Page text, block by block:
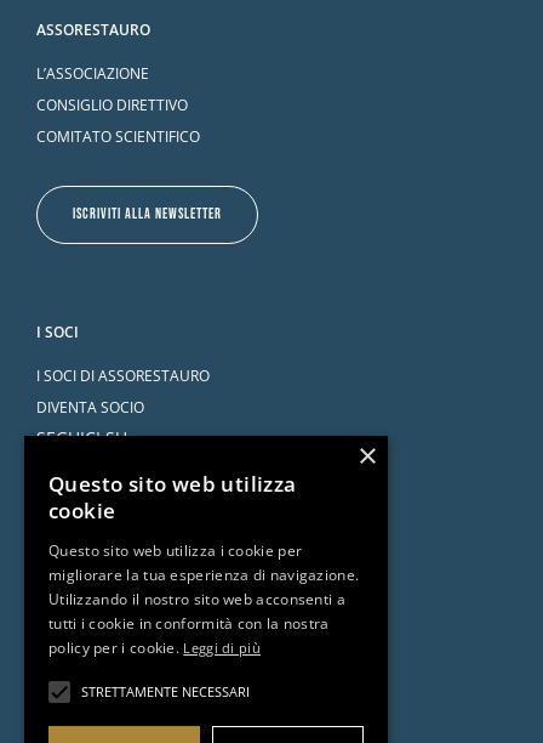
ASSORESTAURO
L’ASSOCIAZIONE
CONSIGLIO DIRETTIVO
COMITATO SCIENTIFICO
ISCRIVITI ALLA NEWSLETTER
I SOCI
I SOCI DI ASSORESTAURO
DIVENTA SOCIO
SEGUICI SU
SERVIZI
CONVENZIONI
L’AVVOCATO RISPONDE
DOCUMENTI E RISORSE
×
Questo sito web utilizza
cookie
Questo sito web utilizza i cookie per
migliorare la tua esperienza di navigazione.
Utilizzando il nostro sito web acconsenti a
tutti i cookie in conformità con la nostra
policy per i cookie. Leggi di più
STRETTAMENTE NECESSARI